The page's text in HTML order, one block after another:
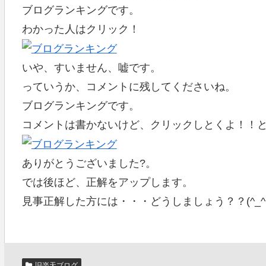
ブログランキングです。
わかった人はクリック！
いや、すいません、嘘です。
っていうか、コメントに残してくださいね。
ブログランキングです。
コメントは書かないけど、クリックしとくよ！！
ありがとうございました?。
では後ほど、正解をアップします。
見事正解した方には・・・どうしましょう？？